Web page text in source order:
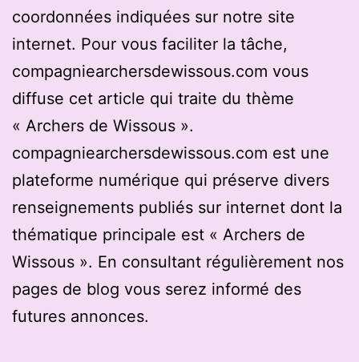
coordonnées indiquées sur notre site
internet. Pour vous faciliter la tâche,
compagniearchersdewissous.com vous
diffuse cet article qui traite du thème
« Archers de Wissous ».
compagniearchersdewissous.com est une
plateforme numérique qui préserve divers
renseignements publiés sur internet dont la
thématique principale est « Archers de
Wissous ». En consultant régulièrement nos
pages de blog vous serez informé des
futures annonces.